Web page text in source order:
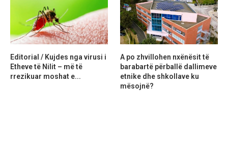
Editorial / Kujdes nga virusi i
Etheve të Nilit – më të
rrezikuar moshat e...
A po zhvillohen nxënësit të
barabartë përballë dallimeve
etnike dhe shkollave ku
mësojnë?